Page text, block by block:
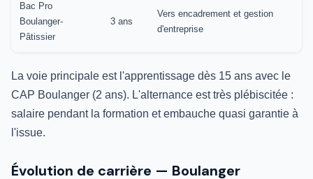
Bac Pro
Boulanger-
Pâtissier
3 ans
Vers encadrement et gestion
d'entreprise
La voie principale est l'apprentissage dès 15 ans avec le
CAP Boulanger (2 ans). L'alternance est très plébiscitée :
salaire pendant la formation et embauche quasi garantie à
l'issue.
Évolution de carrière — Boulanger